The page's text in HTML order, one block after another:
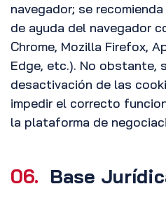
navegador; se
de ayuda del navegador
Chrome, Mozilla Firefox,
Edge, etc.). No obstante,
desactivación de las
impedir el correcto
la plataforma de
06. Base